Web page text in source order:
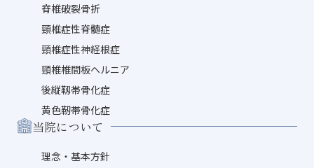
脊椎破裂骨折
頸椎症性脊髄症
頸椎症性神経根症
頸椎椎間板ヘルニア
後縦靱帯骨化症
黄色靭帯骨化症
当院について
理念・基本方針